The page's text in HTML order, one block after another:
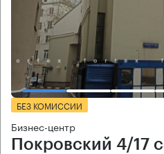
БЕЗ КОМИССИИ
Бизнес-центр
Покровский 4/17